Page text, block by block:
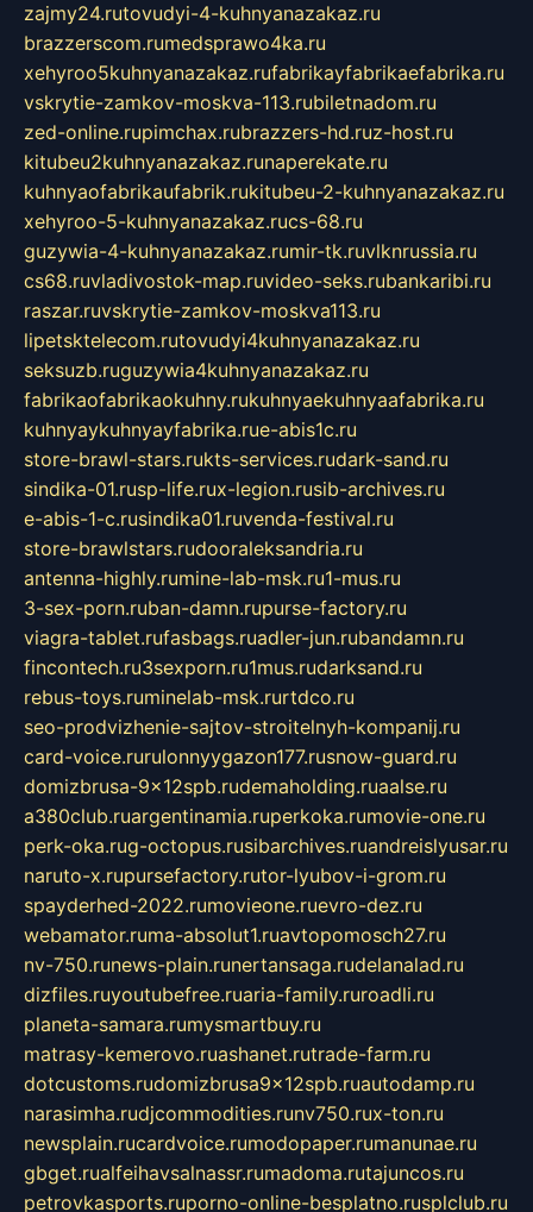
zajmy24.rutovudyi-4-kuhnyanazakaz.ru
brazzerscom.rumedsprawo4ka.ru
xehyroo5kuhnyanazakaz.rufabrikayfabrikaefabrika.ru
vskrytie-zamkov-moskva-113.rubiletnadom.ru
zed-online.rupimchax.rubrazzers-hd.ruz-host.ru
kitubeu2kuhnyanazakaz.runaperekate.ru
kuhnyaofabrikaufabrik.rukitubeu-2-kuhnyanazakaz.ru
xehyroo-5-kuhnyanazakaz.rucs-68.ru
guzywia-4-kuhnyanazakaz.rumir-tk.ruvlknrussia.ru
cs68.ruvladivostok-map.ruvideo-seks.rubankaribi.ru
raszar.ruvskrytie-zamkov-moskva113.ru
lipetsktelecom.rutovudyi4kuhnyanazakaz.ru
seksuzb.ruguzywia4kuhnyanazakaz.ru
fabrikaofabrikaokuhny.rukuhnyaekuhnyaafabrika.ru
kuhnyaykuhnyayfabrika.rue-abis1c.ru
store-brawl-stars.rukts-services.rudark-sand.ru
sindika-01.rusp-life.rux-legion.rusib-archives.ru
e-abis-1-c.rusindika01.ruvenda-festival.ru
store-brawlstars.rudooraleksandria.ru
antenna-highly.rumine-lab-msk.ru1-mus.ru
3-sex-porn.ruban-damn.rupurse-factory.ru
viagra-tablet.rufasbags.ruadler-jun.rubandamn.ru
fincontech.ru3sexporn.ru1mus.rudarksand.ru
rebus-toys.ruminelab-msk.rurtdco.ru
seo-prodvizhenie-sajtov-stroitelnyh-kompanij.ru
card-voice.rurulonnyygazon177.rusnow-guard.ru
domizbrusa-9x12spb.rudemaholding.ruaalse.ru
a380club.ruargentinamia.ruperkoka.rumovie-one.ru
perk-oka.rug-octopus.rusibarchives.ruandreislyusar.ru
naruto-x.rupursefactory.rutor-lyubov-i-grom.ru
spayderhed-2022.rumovieone.ruevro-dez.ru
webamator.ruma-absolut1.ruavtopomosch27.ru
nv-750.runews-plain.runertansaga.rudelanalad.ru
dizfiles.ruyoutubefree.ruaria-family.ruroadli.ru
planeta-samara.rumysmartbuy.ru
matrasy-kemerovo.ruashanet.rutrade-farm.ru
dotcustoms.rudomizbrusa9x12spb.ruautodamp.ru
narasimha.rudjcommodities.runv750.rux-ton.ru
newsplain.rucardvoice.rumodopaper.rumanunae.ru
gbget.rualfeihavsalnassr.rumadoma.rutajuncos.ru
petrovkasports.ruporno-online-besplatno.rusplclub.ru